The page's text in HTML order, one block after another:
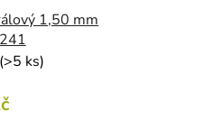
1,50 mm
(>5 ks)